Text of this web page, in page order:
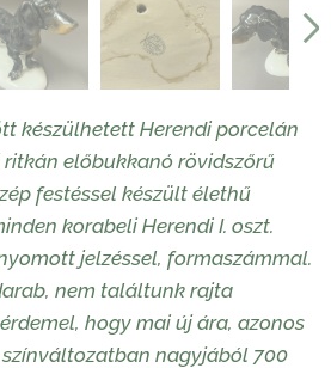
készülhetett Herendi porcelán
előbukkanó rövidszőrű
festéssel készült élethű
korabeli Herendi I. oszt.
jelzéssel, formaszámmal.
nem találtunk rajta
hogy mai új ára, azonos
nagyjából 700